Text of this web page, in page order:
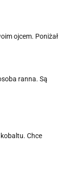
ojcem. Poniżał
ranna. Są
Chce